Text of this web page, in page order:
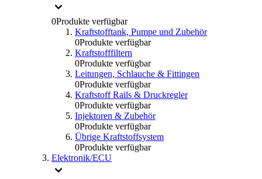
0Produkte verfügbar
Kraftstofftank, Pumpe und Zubehör
0Produkte verfügbar
Kraftstofffiltern
0Produkte verfügbar
Leitungen, Schlauche & Fittingen
0Produkte verfügbar
Kraftstoff Rails & Druckregler
0Produkte verfügbar
Injektoren & Zubehör
0Produkte verfügbar
Übrige Kraftstoffsystem
0Produkte verfügbar
Elektronik/ECU